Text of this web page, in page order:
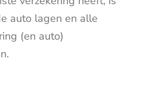
auto lagen en alle
(en auto)